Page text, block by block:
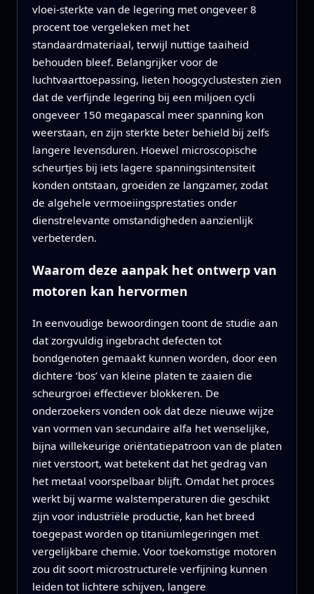
vloei‑sterkte van de legering met ongeveer 8
procent toe vergeleken met het
standaardmateriaal, terwijl nuttige taaiheid
behouden bleef. Belangrijker voor de
luchtvaarttoepassing, lieten hoogcyclustesten zien
dat de verfijnde legering bij een miljoen cycli
ongeveer 150 megapascal meer spanning kon
weerstaan, en zijn sterkte beter behield bij zelfs
langere levensduren. Hoewel microscopische
scheurtjes bij iets lagere spanningsintensiteit
konden ontstaan, groeiden ze langzamer, zodat
de algehele vermoeiingsprestaties onder
dienstrelevante omstandigheden aanzienlijk
verbeterden.
Waarom deze aanpak het ontwerp van
motoren kan hervormen
In eenvoudige bewoordingen toont de studie aan
dat zorgvuldig ingebracht defecten tot
bondgenoten gemaakt kunnen worden, door een
dichtere ‘bos’ van kleine platen te zaaien die
scheurgroei effectiever blokkeren. De
onderzoekers vonden ook dat deze nieuwe wijze
van vormen van secundaire alfa het wenselijke,
bijna willekeurige oriëntatiepatroon van de platen
niet verstoort, wat betekent dat het gedrag van
het metaal voorspelbaar blijft. Omdat het proces
werkt bij warme walstemperaturen die geschikt
zijn voor industriële productie, kan het breed
toegepast worden op titaniumlegeringen met
vergelijkbare chemie. Voor toekomstige motoren
zou dit soort microstructurele verfijning kunnen
leiden tot lichtere schijven, langere